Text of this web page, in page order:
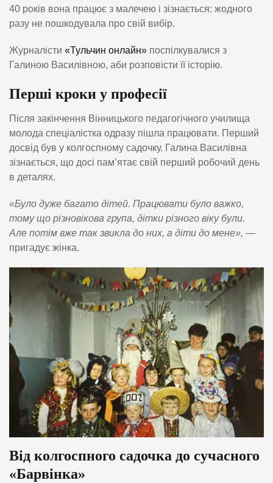
40 років вона працює з малечею і зізнається: жодного
разу не пошкодувала про свій вибір.
Журналісти «Тульчин онлайн» поспілкувалися з
Галиною Василівною, аби розповісти її історію.
Перші кроки у професії
Після закінчення Вінницького педагогічного училища
молода спеціалістка одразу пішла працювати. Перший
досвід був у колгоспному садочку. Галина Василівна
зізнається, що досі пам’ятає свій перший робочий день
в деталях.
«Було дуже багато дітей. Працювати було важко,
тому що різновікова група, дітки різного віку були.
Але потім вже так звикла до них, а діти до мене», —
пригадує жінка.
Від колгоспного садочка до сучасного
«Барвінка»